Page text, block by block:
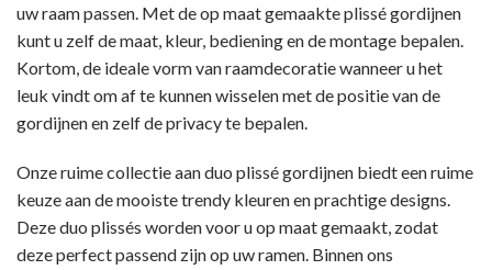
uw raam passen. Met de op maat gemaakte plissé gordijnen
kunt u zelf de maat, kleur, bediening en de montage bepalen.
Kortom, de ideale vorm van raamdecoratie wanneer u het
leuk vindt om af te kunnen wisselen met de positie van de
gordijnen en zelf de privacy te bepalen.
Onze ruime collectie aan duo plissé gordijnen biedt een ruime
keuze aan de mooiste trendy kleuren en prachtige designs.
Deze duo plissés worden voor u op maat gemaakt, zodat
deze perfect passend zijn op uw ramen. Binnen ons